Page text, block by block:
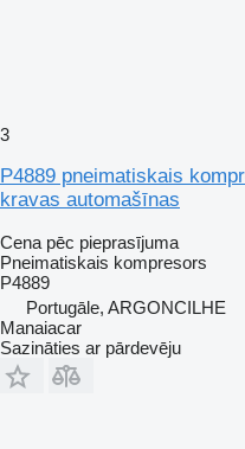
3
P4889 pneimatiskais
kravas automašīnas
Cena pēc pieprasījuma
Pneimatiskais kompresors
P4889
Portugāle, ARGONCILHE
Manaiacar
Sazināties ar pārdevēju